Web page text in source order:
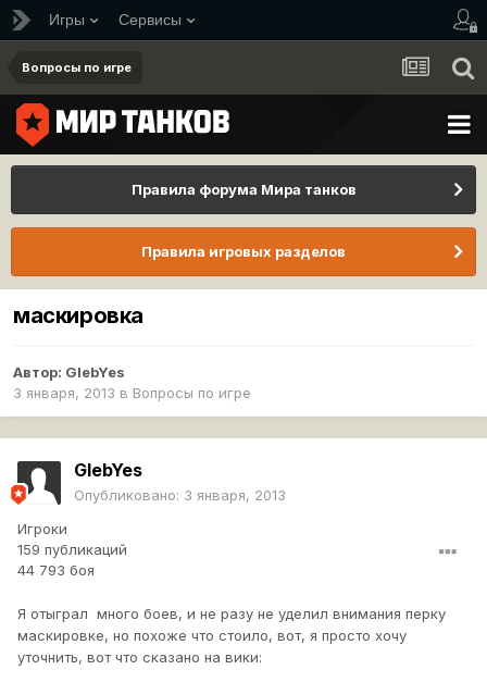
Игры Сервисы
Вопросы по игре
Правила форума Мира танков
Правила игровых разделов
маскировка
Автор: GlebYes
3 января, 2013 в Вопросы по игре
GlebYes
Опубликовано: 3 января, 2013
Игроки
159 публикаций
44 793 боя
Я отыграл много боев, и не разу не уделил внимания перку
маскировке, но похоже что стоило, вот, я просто хочу
уточнить, вот что сказано на вики: